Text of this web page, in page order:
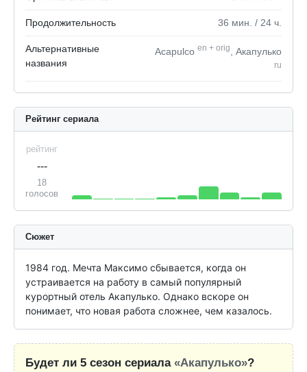
Продолжительность 36 мин. / 24 ч.
Альтернативные
названия
Acapulco en + orig , Акапулько
ru
Рейтинг сериала
рейтинг
---
18
голосов
Сюжет
1984 год. Мечта Максимо сбывается, когда он
устраивается на работу в самый популярный
курортный отель Акапулько. Однако вскоре он
понимает, что новая работа сложнее, чем казалось.
Будет ли 5 сезон сериала «Акапулько»?